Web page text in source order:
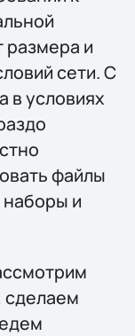
размера и
сети. С
в условиях
файлы
и
сделаем